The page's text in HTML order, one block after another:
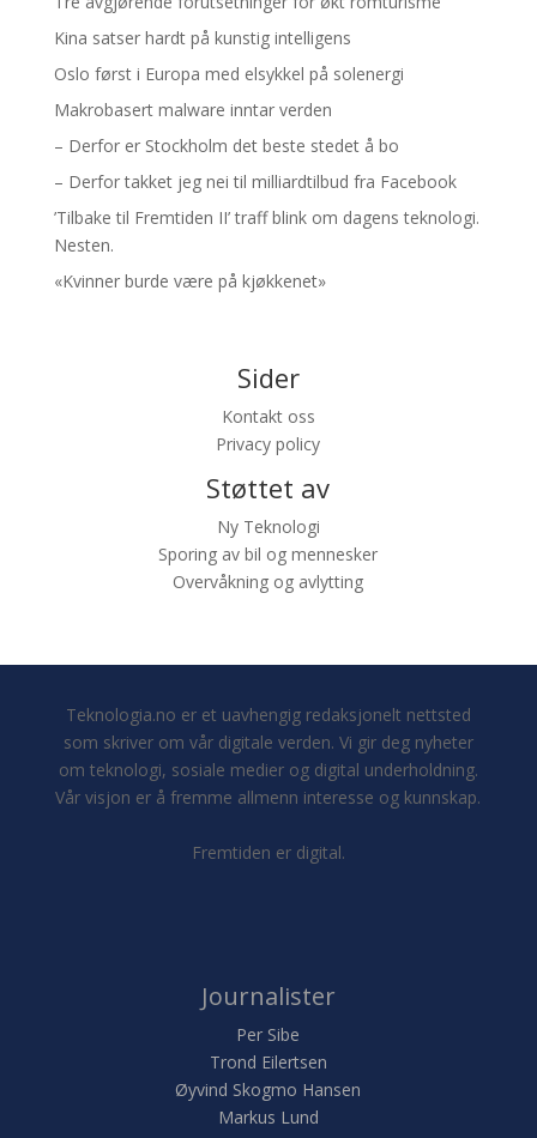
Kina satser hardt på kunstig intelligens
Oslo først i Europa med elsykkel på solenergi
Makrobasert malware inntar verden
– Derfor er Stockholm det beste stedet å bo
– Derfor takket jeg nei til milliardtilbud fra Facebook
’Tilbake til Fremtiden II’ traff blink om dagens teknologi.
Nesten.
«Kvinner burde være på kjøkkenet»
Sider
Kontakt oss
Privacy policy
Støttet av
Ny Teknologi
Sporing av bil og mennesker
Overvåkning og avlytting
Teknologia.no er et uavhengig redaksjonelt nettsted
som skriver om vår digitale verden. Vi gir deg nyheter
om teknologi, sosiale medier og digital underholdning.
Vår visjon er å fremme allmenn interesse og kunnskap.
Fremtiden er digital.
Journalister
Per Sibe
Trond Eilertsen
Øyvind Skogmo Hansen
Markus Lund